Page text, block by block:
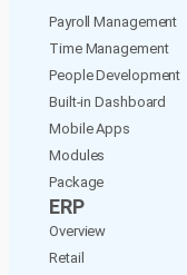
Payroll Management
Time Management
People Development
Built-in Dashboard
Mobile Apps
Modules
Package
ERP
Overview
Retail